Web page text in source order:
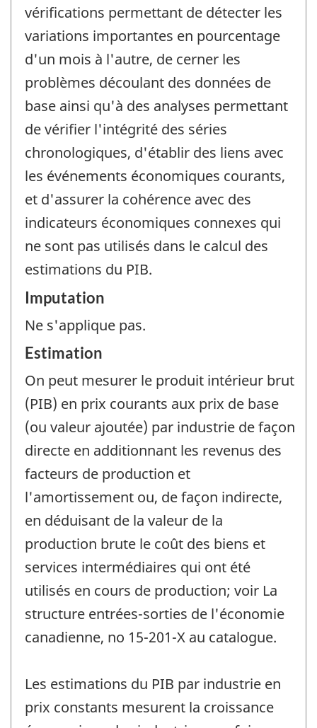
vérifications permettant de détecter les
variations importantes en pourcentage
d'un mois à l'autre, de cerner les
problèmes découlant des données de
base ainsi qu'à des analyses permettant
de vérifier l'intégrité des séries
chronologiques, d'établir des liens avec
les événements économiques courants,
et d'assurer la cohérence avec des
indicateurs économiques connexes qui
ne sont pas utilisés dans le calcul des
estimations du PIB.
Imputation
Ne s'applique pas.
Estimation
On peut mesurer le produit intérieur brut
(PIB) en prix courants aux prix de base
(ou valeur ajoutée) par industrie de façon
directe en additionnant les revenus des
facteurs de production et
l'amortissement ou, de façon indirecte,
en déduisant de la valeur de la
production brute le coût des biens et
services intermédiaires qui ont été
utilisés en cours de production; voir La
structure entrées-sorties de l'économie
canadienne, no 15-201-X au catalogue.
Les estimations du PIB par industrie en
prix constants mesurent la croissance